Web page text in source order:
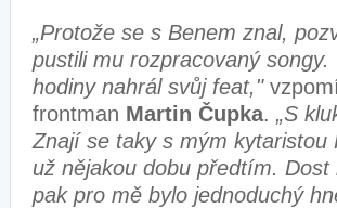
„Protože se s Benem znal,
pustili mu rozpracovaný
hodiny nahrál svůj feat,"
frontman Martin Čupka. „S
Znají se taky s mým kytaristou
už nějakou dobu předtím.
pak pro mě bylo jednoduchý